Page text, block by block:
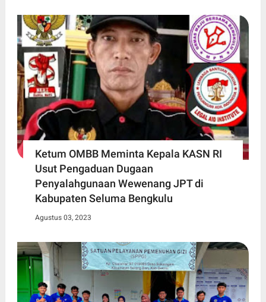
Ketum OMBB Meminta Kepala KASN RI
Usut Pengaduan Dugaan
Penyalahgunaan Wewenang JPT di
Kabupaten Seluma Bengkulu
Agustus 03, 2023